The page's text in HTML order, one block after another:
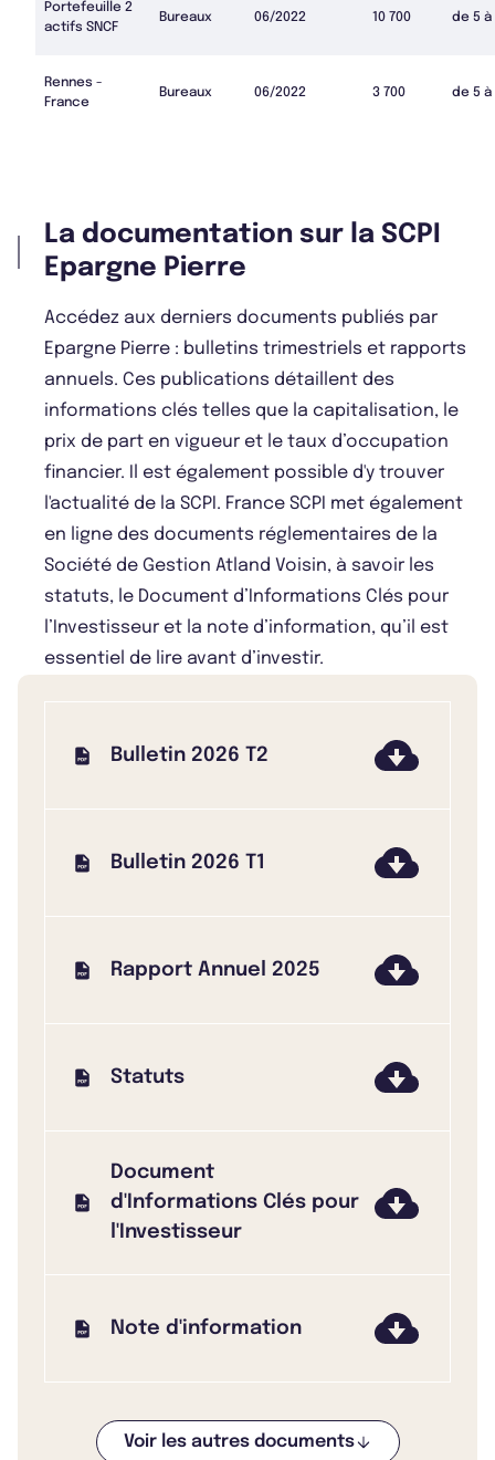
Portefeuille 2
actifs SNCF
Bureaux 06/2022 10 700 de 5 à
Rennes -
France
Bureaux 06/2022 3 700 de 5 à
La documentation sur la SCPI
Epargne Pierre
Accédez aux derniers documents publiés par
Epargne Pierre : bulletins trimestriels et rapports
annuels. Ces publications détaillent des
informations clés telles que la capitalisation, le
prix de part en vigueur et le taux d’occupation
financier. Il est également possible d'y trouver
l'actualité de la SCPI. France SCPI met également
en ligne des documents réglementaires de la
Société de Gestion Atland Voisin, à savoir les
statuts, le Document d’Informations Clés pour
l’Investisseur et la note d’information, qu’il est
essentiel de lire avant d’investir.
Bulletin 2026 T2
Bulletin 2026 T1
Rapport Annuel 2025
Statuts
Document
d'Informations Clés pour
l'Investisseur
Note d'information
Voir les autres documents